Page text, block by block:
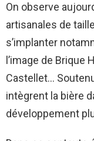
On observe
artisanales de
s’implanter
l’image de Brique
Castellet…
intègrent la bière
développement